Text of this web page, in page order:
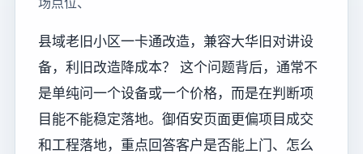
县域老旧小区一卡通改造，兼容大华旧对讲设
备，利旧改造降成本？ 这个问题背后，通常不
是单纯问一个设备或一个价格，而是在判断项
目能不能稳定落地。御佰安页面更偏项目成交
和工程落地，重点回答客户是否能上门、怎么